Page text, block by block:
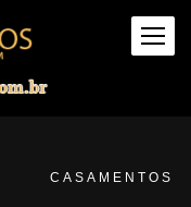
CASAMENTOS